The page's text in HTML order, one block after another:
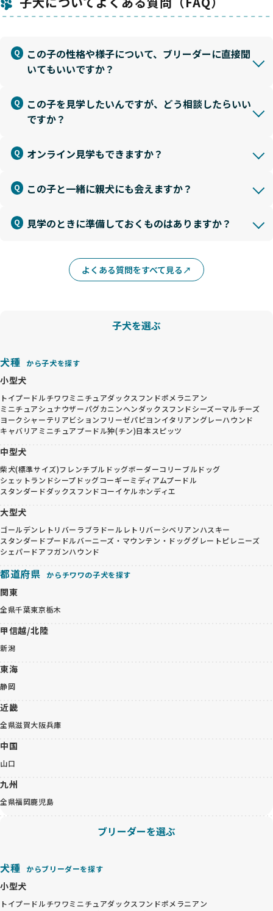
この子の性格や様子について、ブリーダーに直接聞
いてもいいですか？
この子を見学したいんですが、どう相談したらいい
ですか？
オンライン見学もできますか？
この子と一緒に親犬にも会えますか？
見学のときに準備しておくものはありますか？
よくある質問をすべて見る
子犬を選ぶ
犬種 から子犬を探す
小型犬
トイプードルチワワミニチュアダックスフンドポメラニアン
ミニチュアシュナウザーパグカニンヘンダックスフンドシーズーマルチーズ
ヨークシャーテリアビションフリーゼパピヨンイタリアングレーハウンド
キャバリア ミニチュアプードル狆(チン)日本スピッツ
中型犬
柴犬(標準サイズ)フレンチブルドッグボーダーコリーブルドッグ
シェットランドシープドッグコーギーミディアムプードル
スタンダードダックスフンドコーイケルホンディエ
大型犬
ゴールデンレトリバー ラブラドールレトリバーシベリアンハスキー
スタンダードプードルバーニーズ・マウンテン・ドッググレートピレニーズ
シェパードアフガンハウンド
都道府県 からチワワの子犬を探す
関東
全県千葉東京栃木
甲信越/北陸
新潟
東海
静岡
近畿
全県滋賀大阪兵庫
中国
山口
九州
全県福岡鹿児島
ブリーダーを選ぶ
犬種 からブリーダーを探す
小型犬
トイプードルチワワミニチュアダックスフンドポメラニアン